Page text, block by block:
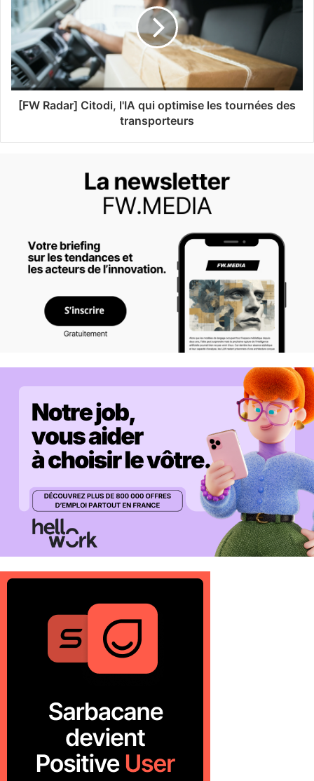
[FW Radar] Citodi, l'IA qui optimise les tournées des
transporteurs